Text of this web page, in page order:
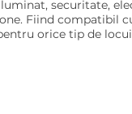
securitate,
Fiind compatibil
orice tip de